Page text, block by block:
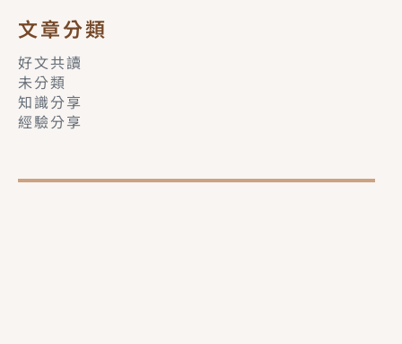
文章分類
好文共讀
未分類
知識分享
經驗分享